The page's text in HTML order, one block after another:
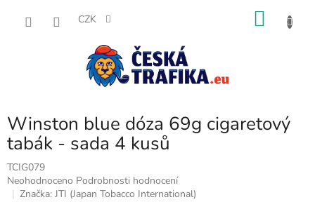
CZK
Winston blue dóza 69g cigaretový
tabák - sada 4 kusů
TCIG079
Průměrné
hodnocení
Neohodnoceno Podrobnosti hodnocení
Značka: JTI (Japan Tobacco International)